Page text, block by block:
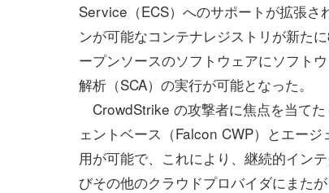
Service（ECS）へのサポートが拡張さ
ンが可能なコンテナレジストリが新た
ープンソースのソフトウェアにソフト
解析（SCA）の実行が可能となった。
CrowdStrike の攻撃者に焦点を当て
ェントベース（Falcon CWP）とエー
用が可能で、これにより、継続的イン
びその他のクラウドプロバイダにまた